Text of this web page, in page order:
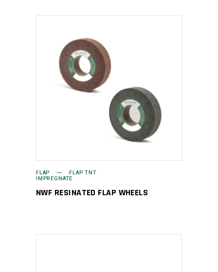
FLAP FLAP TNT
IMPREGNATE
NWF RESINATED FLAP WHEELS